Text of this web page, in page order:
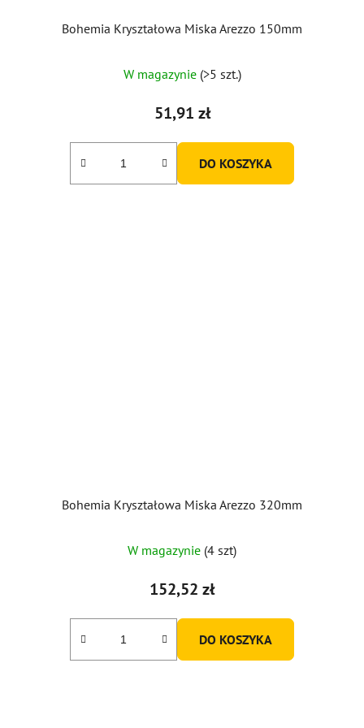
Bohemia Kryształowa Miska Arezzo 150mm
W magazynie (>5 szt.)
51,91 zł
DO KOSZYKA
Bohemia Kryształowa Miska Arezzo 320mm
ocena
produktu
5,0
W magazynie (4 szt)
152,52 zł
DO KOSZYKA